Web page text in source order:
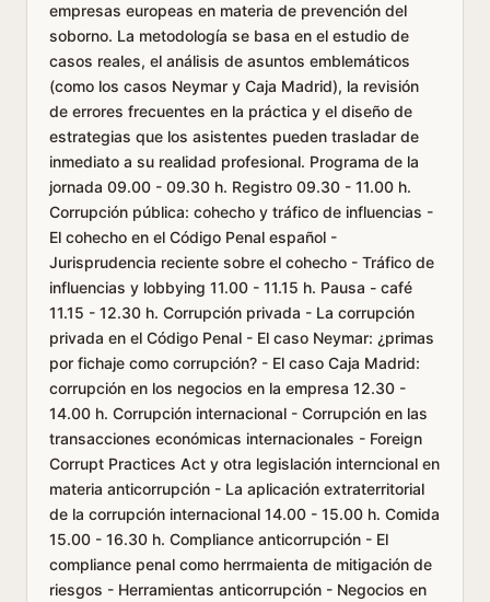
empresas europeas en materia de prevención del
soborno. La metodología se basa en el estudio de
casos reales, el análisis de asuntos emblemáticos
(como los casos Neymar y Caja Madrid), la revisión
de errores frecuentes en la práctica y el diseño de
estrategias que los asistentes pueden trasladar de
inmediato a su realidad profesional. Programa de la
jornada 09.00 - 09.30 h. Registro 09.30 - 11.00 h.
Corrupción pública: cohecho y tráfico de influencias -
El cohecho en el Código Penal español -
Jurisprudencia reciente sobre el cohecho - Tráfico de
influencias y lobbying 11.00 - 11.15 h. Pausa - café
11.15 - 12.30 h. Corrupción privada - La corrupción
privada en el Código Penal - El caso Neymar: ¿primas
por fichaje como corrupción? - El caso Caja Madrid:
corrupción en los negocios en la empresa 12.30 -
14.00 h. Corrupción internacional - Corrupción en las
transacciones económicas internacionales - Foreign
Corrupt Practices Act y otra legislación interncional en
materia anticorrupción - La aplicación extraterritorial
de la corrupción internacional 14.00 - 15.00 h. Comida
15.00 - 16.30 h. Compliance anticorrupción - El
compliance penal como herrmaienta de mitigación de
riesgos - Herramientas anticorrupción - Negocios en